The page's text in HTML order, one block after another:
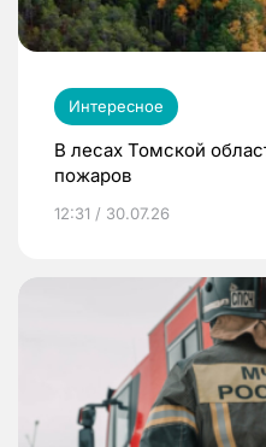
Интересное
В лесах Томской
пожаров
12:31 / 30.07.26